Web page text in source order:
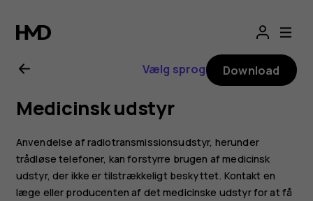
Brugervejledning
til
Nokia
2.1
Vælg sprog Download
Medicinsk udstyr
Anvendelse af radiotransmissionsudstyr, herunder
trådløse telefoner, kan forstyrre brugen af medicinsk
udstyr, der ikke er tilstrækkeligt beskyttet. Kontakt en
læge eller producenten af det medicinske udstyr for at få